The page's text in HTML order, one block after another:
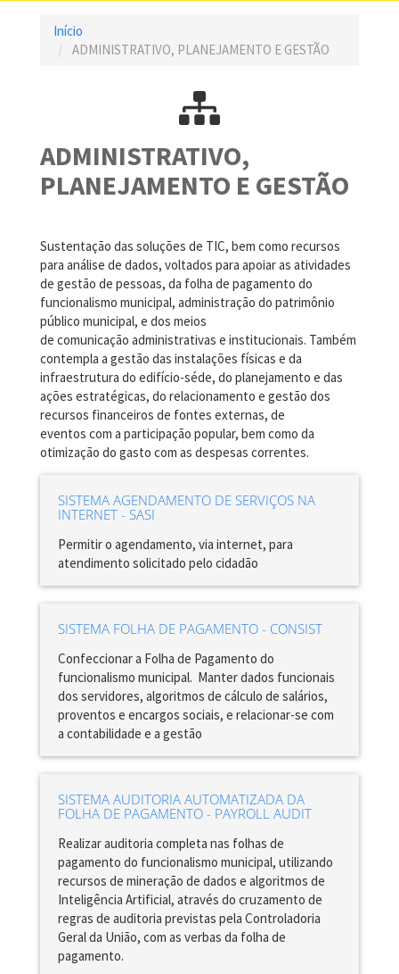
Início
ADMINISTRATIVO, PLANEJAMENTO E GESTÃO
ADMINISTRATIVO,
PLANEJAMENTO E GESTÃO
Sustentação das soluções de TIC, bem como recursos
para análise de dados, voltados para apoiar as atividades
de gestão de pessoas, da folha de pagamento do
funcionalismo municipal, administração do patrimônio
público municipal, e dos meios
de comunicação administrativas e institucionais. Também
contempla a gestão das instalações físicas e da
infraestrutura do edifício-séde, do planejamento e das
ações estratégicas, do relacionamento e gestão dos
recursos financeiros de fontes externas, de
eventos com a participação popular, bem como da
otimização do gasto com as despesas correntes.
SISTEMA AGENDAMENTO DE SERVIÇOS NA
INTERNET - SASI
Permitir o agendamento, via internet, para
atendimento solicitado pelo cidadão
SISTEMA FOLHA DE PAGAMENTO - CONSIST
Confeccionar a Folha de Pagamento do
funcionalismo municipal. Manter dados funcionais
dos servidores, algoritmos de cálculo de salários,
proventos e encargos sociais, e relacionar-se com
a contabilidade e a gestão
SISTEMA AUDITORIA AUTOMATIZADA DA
FOLHA DE PAGAMENTO - PAYROLL AUDIT
Realizar auditoria completa nas folhas de
pagamento do funcionalismo municipal, utilizando
recursos de mineração de dados e algoritmos de
Inteligência Artificial, através do cruzamento de
regras de auditoria previstas pela Controladoria
Geral da União, com as verbas da folha de
pagamento.